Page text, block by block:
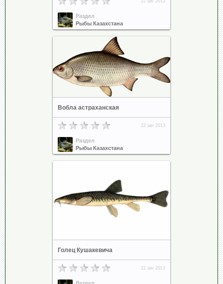
22 авг 2013
Раздел
Рыбы Казахстана
Вобла астраханская
22 авг 2013
Раздел
Рыбы Казахстана
Голец Кушакевича
22 авг 2013